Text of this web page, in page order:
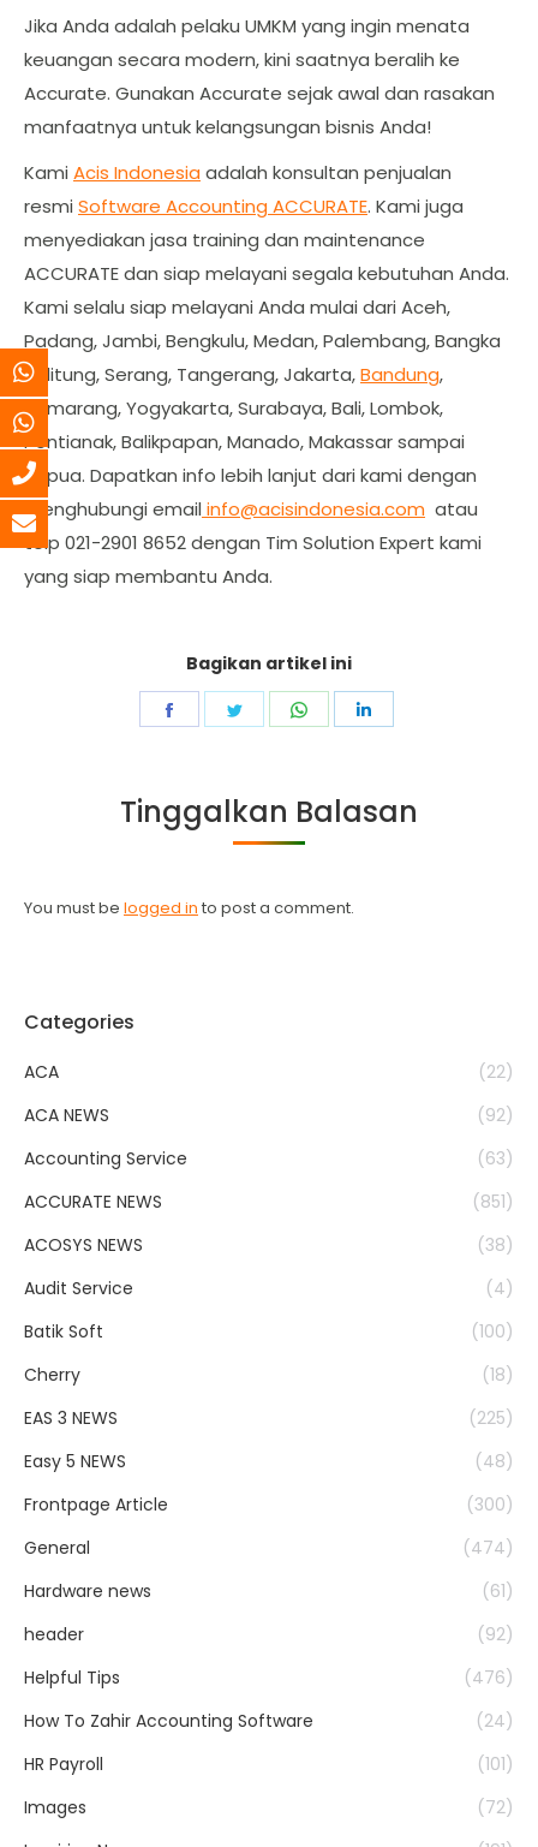
Jika Anda adalah pelaku UMKM yang ingin menata
keuangan secara modern, kini saatnya beralih ke
Accurate. Gunakan Accurate sejak awal dan rasakan
manfaatnya untuk kelangsungan bisnis Anda!
Kami Acis Indonesia adalah konsultan penjualan
resmi Software Accounting ACCURATE. Kami juga
menyediakan jasa training dan maintenance
ACCURATE dan siap melayani segala kebutuhan Anda.
Kami selalu siap melayani Anda mulai dari Aceh,
Padang, Jambi, Bengkulu, Medan, Palembang, Bangka
Belitung, Serang, Tangerang, Jakarta,Bandung,
Semarang, Yogyakarta, Surabaya, Bali, Lombok,
Pontianak, Balikpapan, Manado, Makassar sampai
Papua. Dapatkan info lebih lanjut dari kami dengan
menghubungi email info@acisindonesia.com atau
telp 021-2901 8652 dengan Tim Solution Expert kami
yang siap membantu Anda.
Bagikan artikel ini
Share
Share
Share
Tinggalkan Balasan
You must be logged in to post a comment.
Categories
ACA
(22)
ACA NEWS
(92)
Accounting Service
(63)
ACCURATE NEWS
(851)
ACOSYS NEWS
(38)
Audit Service
(4)
Batik Soft
(100)
Cherry
(18)
EAS 3 NEWS
(225)
Easy 5 NEWS
(48)
Frontpage Article
(300)
General
(474)
Hardware news
(61)
header
(92)
Helpful Tips
(476)
How To Zahir Accounting Software
(24)
HR Payroll
(101)
Images
(72)